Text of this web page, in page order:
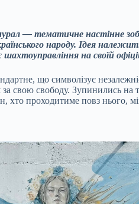
— тематичне настінне
народу. Ідея
на своїй
що символізує
свою свободу. Зупинились на
проходитиме повз нього,